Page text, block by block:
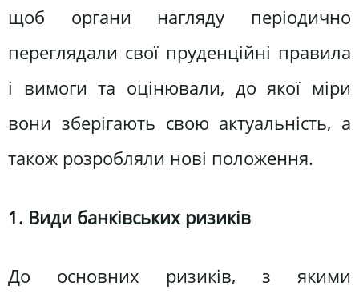
щоб органи нагляду періодично
переглядали свої пруденційні правила
і вимоги та оцінювали, до якої міри
вони зберігають свою актуальність, а
також розробляли нові положення.
1. Види банківських ризиків
До основних ризиків, з якими